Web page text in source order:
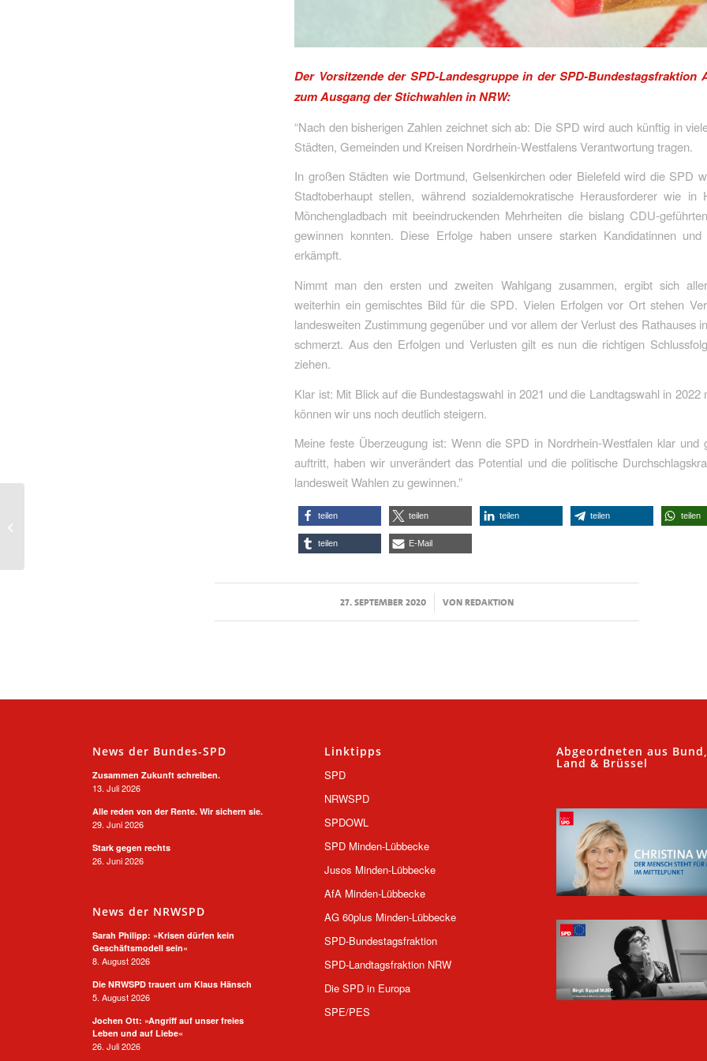
Der Vorsitzende der SPD-Landesgruppe in der SPD-Bundestagsfraktion
zum Ausgang der Stichwahlen in NRW:
“Nach den bisherigen Zahlen zeichnet sich ab: Die SPD wird auch künftig in
Städten, Gemeinden und Kreisen Nordrhein-Westfalens Verantwortung tragen.
In großen Städten wie Dortmund, Gelsenkirchen oder Bielefeld wird die SPD
Stadtoberhaupt stellen, während sozialdemokratische Herausforderer wie in
Mönchengladbach mit beeindruckenden Mehrheiten die bislang CDU-
gewinnen konnten. Diese Erfolge haben unsere starken Kandidatinnen und
erkämpft.
Nimmt man den ersten und zweiten Wahlgang zusammen, ergibt sich
weiterhin ein gemischtes Bild für die SPD. Vielen Erfolgen vor Ort stehen
landesweiten Zustimmung gegenüber und vor allem der Verlust des Rathauses
schmerzt. Aus den Erfolgen und Verlusten gilt es nun die richtigen
ziehen.
Klar ist: Mit Blick auf die Bundestagswahl in 2021 und die Landtagswahl in 2022
können wir uns noch deutlich steigern.
Meine feste Überzeugung ist: Wenn die SPD in Nordrhein-Westfalen klar und
auftritt, haben wir unverändert das Potential und die politische
landesweit Wahlen zu gewinnen.”
teilen teilen teilen teilen teilen
teilen E-Mail
27. SEPTEMBER 2020
/ VONREDAKTION
News der Bundes-SPD
Zusammen Zukunft schreiben.
13. Juli 2026
Alle reden von der Rente. Wir sichern sie.
29. Juni 2026
Stark gegen rechts
26. Juni 2026
News der NRWSPD
Sarah Philipp: »Krisen dürfen kein
Geschäftsmodell sein«
8. August 2026
Die NRWSPD trauert um Klaus Hänsch
5. August 2026
Jochen Ott: »Angriff auf unser freies
Leben und auf Liebe«
26. Juli 2026
Linktipps
SPD
NRWSPD
SPDOWL
SPD Minden-Lübbecke
Jusos Minden-Lübbecke
AfA Minden-Lübbecke
AG 60plus Minden-Lübbecke
SPD-Bundestagsfraktion
SPD-Landtagsfraktion NRW
Die SPD in Europa
SPE/PES
Abgeordneten aus Bund,
Land & Brüssel